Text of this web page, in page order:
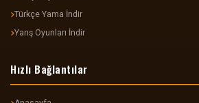
Türkçe Yama İndir
Yarış Oyunları İndir
Hızlı Bağlantılar